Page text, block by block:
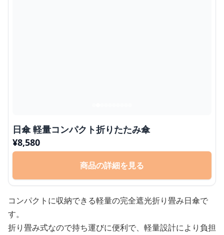
日傘 軽量コンパクト折りたたみ傘
¥8,580
商品の詳細を見る
コンパクトに収納できる軽量の完全遮光折り畳み日傘で
す。
折り畳み式なので持ち運びに便利で、軽量設計により負担